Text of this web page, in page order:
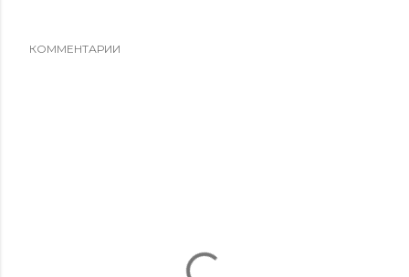
КОММЕНТАРИИ